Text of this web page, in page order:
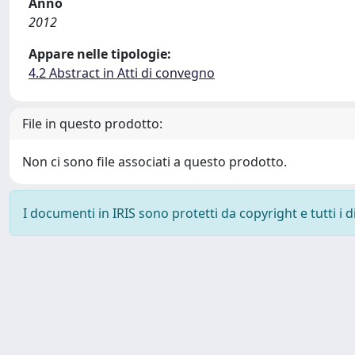
2012
Appare nelle tipologie:
4.2 Abstract in Atti di convegno
File in questo prodotto:
Non ci sono file associati a questo prodotto.
I documenti in IRIS sono protetti da copyright e tutti i